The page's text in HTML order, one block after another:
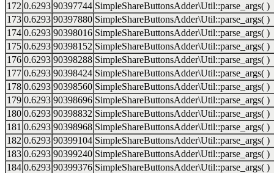
172 0.6293 90397744 SimpleShareButtonsAdder\Util::parse_args( )
173 0.6293 90397880 SimpleShareButtonsAdder\Util::parse_args( )
174 0.6293 90398016 SimpleShareButtonsAdder\Util::parse_args( )
175 0.6293 90398152 SimpleShareButtonsAdder\Util::parse_args( )
176 0.6293 90398288 SimpleShareButtonsAdder\Util::parse_args( )
177 0.6293 90398424 SimpleShareButtonsAdder\Util::parse_args( )
178 0.6293 90398560 SimpleShareButtonsAdder\Util::parse_args( )
179 0.6293 90398696 SimpleShareButtonsAdder\Util::parse_args( )
180 0.6293 90398832 SimpleShareButtonsAdder\Util::parse_args( )
181 0.6293 90398968 SimpleShareButtonsAdder\Util::parse_args( )
182 0.6293 90399104 SimpleShareButtonsAdder\Util::parse_args( )
183 0.6293 90399240 SimpleShareButtonsAdder\Util::parse_args( )
184 0.6293 90399376 SimpleShareButtonsAdder\Util::parse_args( )